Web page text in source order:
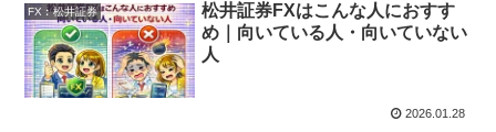
FX︰松井証券
松井証券FXはこんな人におすす
め｜向いている人・向いていない
人
2026.01.28